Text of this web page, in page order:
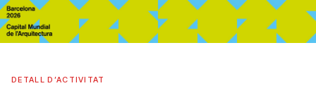
DETALL D’ACTIVITAT